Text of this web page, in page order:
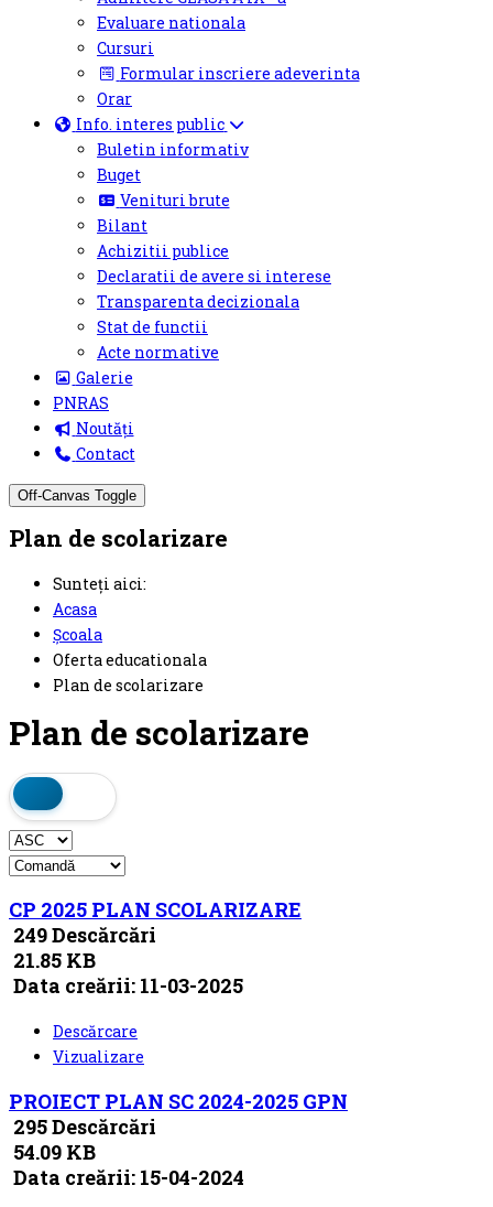
Evaluare nationala
Cursuri
Formular inscriere adeverinta
Orar
Info. interes public
Buletin informativ
Buget
Venituri brute
Bilant
Achizitii publice
Declaratii de avere si interese
Transparenta decizionala
Stat de functii
Acte normative
Galerie
PNRAS
Noutăți
Contact
Off-Canvas Toggle
Plan de scolarizare
Sunteți aici:
Acasa
Școala
Oferta educationala
Plan de scolarizare
Plan de scolarizare
CP 2025 PLAN SCOLARIZARE
249 Descărcări
21.85 KB
Data creării: 11-03-2025
Descărcare
Vizualizare
PROIECT PLAN SC 2024-2025 GPN
295 Descărcări
54.09 KB
Data creării: 15-04-2024